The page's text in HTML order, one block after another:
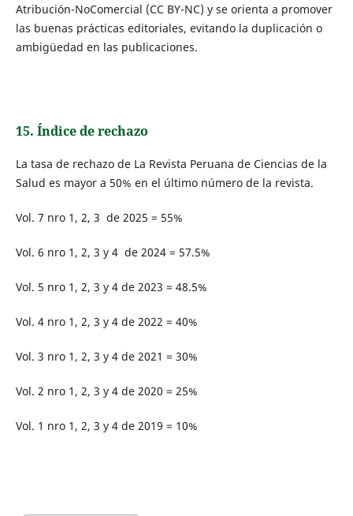
Atribución-NoComercial (CC BY-NC) y se orienta a promover
las buenas prácticas editoriales, evitando la duplicación o
ambigüedad en las publicaciones.
15. Índice de rechazo
La tasa de rechazo de La Revista Peruana de Ciencias de la
Salud es mayor a 50% en el último número de la revista.
Vol. 7 nro 1, 2, 3 de 2025 = 55%
Vol. 6 nro 1, 2, 3 y 4 de 2024 = 57.5%
Vol. 5 nro 1, 2, 3 y 4 de 2023 = 48.5%
Vol. 4 nro 1, 2, 3 y 4 de 2022 = 40%
Vol. 3 nro 1, 2, 3 y 4 de 2021 = 30%
Vol. 2 nro 1, 2, 3 y 4 de 2020 = 25%
Vol. 1 nro 1, 2, 3 y 4 de 2019 = 10%